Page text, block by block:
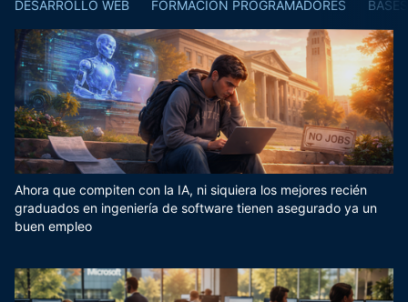
DESARROLLO WEB FORMACIÓN PROGRAMADORES
Ahora que compiten con la IA, ni siquiera los mejores recién
graduados en ingeniería de software tienen asegurado ya un
buen empleo